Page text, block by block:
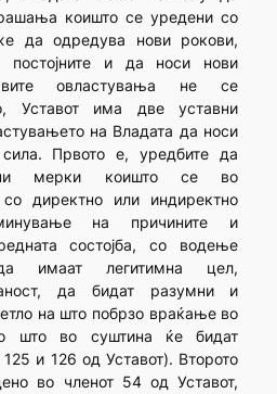
коишто се уредени со
да одредува нови рокови,
и да носи нови
овластувања не се
Уставот има две уставни
на Владата да носи
Првото е, уредбите да
мерки коишто се во
директно или индиректно
на причините и
состојба, со водење
имаат легитимна цел,
да бидат разумни и
на што побрзо враќање во
што во суштина ќе бидат
и 126 од Уставот). Второто
во членот 54 од Уставот,